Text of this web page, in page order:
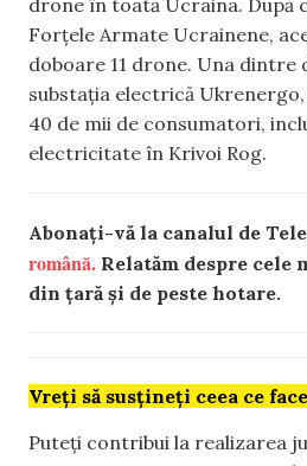
Forțele Armate Ucrainene,
doboare 11 drone. Una dintre
substația electrică
40 de mii de consumatori,
electricitate în Krivoi Rog.
Abonați-vă la canalul de
română. Relatăm despre
din țară și de peste hotare.
Vreți să susțineți ceea ce
Puteți contribui la realizarea